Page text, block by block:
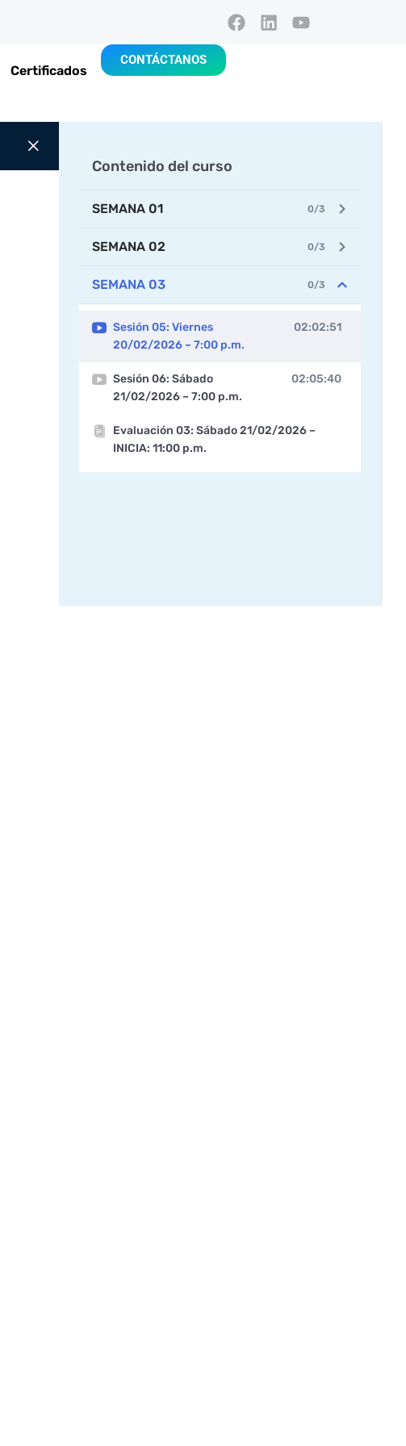
Certificados
CONTÁCTANOS
Contenido del curso
SEMANA 01 0/3
SEMANA 02 0/3
SEMANA 03 0/3
Sesión 05: Viernes
20/02/2026 – 7:00 p.m.
02:02:51
Sesión 06: Sábado
21/02/2026 – 7:00 p.m.
02:05:40
Evaluación 03: Sábado 21/02/2026 –
INICIA: 11:00 p.m.